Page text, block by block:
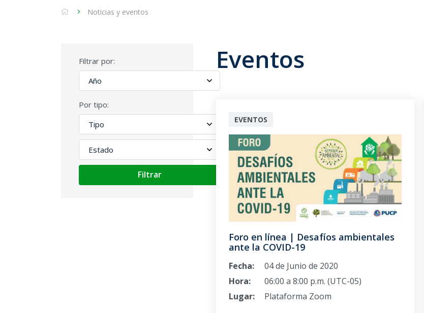
Noticias y eventos
Filtrar por:
Por tipo:
Filtrar
Eventos
EVENTOS
Foro en línea | Desafíos ambientales
ante la COVID-19
Fecha:
04 de Junio de 2020
Hora:
06:00 a 8:00 p.m. (UTC-05)
Lugar:
Plataforma Zoom